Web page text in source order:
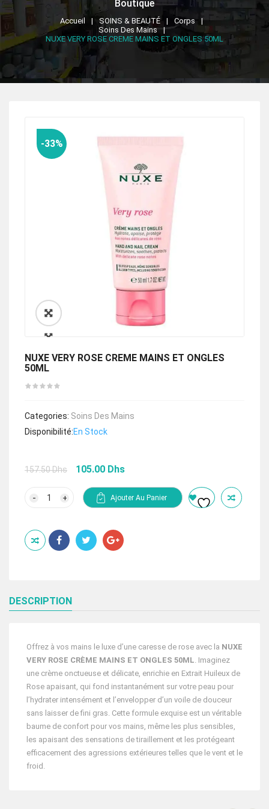
Boutique
Accueil SOINS & BEAUTÉ
Corps
Soins Des Mains
NUXE VERY ROSE CREME MAINS ET ONGLES 50ML
🔍
-33%
NUXE VERY ROSE CREME MAINS ET ONGLES
50ML
Categories: Soins Des Mains
Disponibilité:En Stock
157.50Dhs
Le
initial
était :
105.00 Dhs
est :
ROSE
CREME
MAINS
Ajouter Au Panier
DESCRIPTION
Offrez à vos mains le luxe d’une caresse de rose avec la NUXE
VERY ROSE CRÈME MAINS ET ONGLES 50ML. Imaginez
une crème onctueuse et délicate, enrichie en Extrait Huileux de
Rose apaisant, qui fond instantanément sur votre peau pour
l’hydrater intensément et l’envelopper d’un voile de douceur
sans laisser de fini gras. Cette formule exquise est un véritable
baume de confort pour vos mains, même les plus sensibles,
les apaisant des sensations de tiraillement et les protégeant
efficacement des agressions extérieures telles que le vent et le
froid.